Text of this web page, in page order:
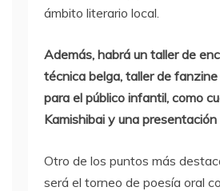
ámbito literario local.
Además, habrá un taller de
técnica belga, taller de
para el público infantil, como
Kamishibai y una
Otro de los puntos más
será el torneo de poesía oral